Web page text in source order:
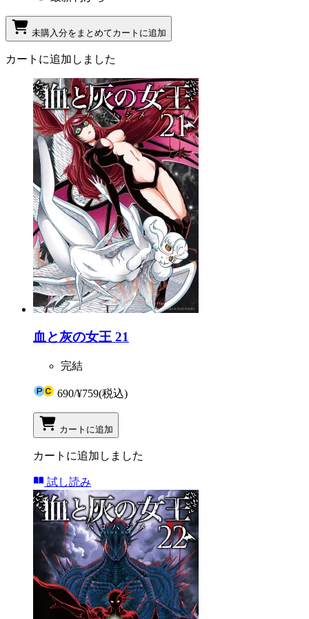
未購入分をまとめてカートに追加
カートに追加しました
血と灰の女王 21
完結
690/¥759(税込)
カートに追加
カートに追加しました
試し読み